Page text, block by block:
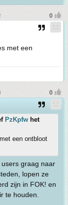
met een
PzKpfw het
een ontbloot
graag naar
lopen ze
zijn in FOK! en
te houden.